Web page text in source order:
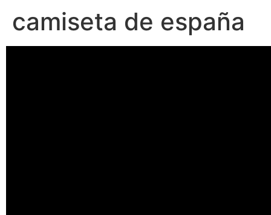
camiseta de españa